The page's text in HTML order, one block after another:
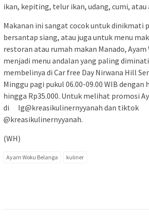
ikan, kepiting, telur ikan, udang, cumi, atau
Makanan ini sangat cocok untuk dinikmati
bersantap siang, atau juga untuk menu
restoran atau rumah makan Manado, Ayam
menjadi menu andalan yang paling
membelinya di Car free Day Nirwana Hill
Minggu pagi pukul 06.00-09.00 WIB dengan
hingga Rp35.000. Untuk melihat promosi
di Ig@kreasikulinernyyanah dan tiktok
@kreasikulinernyyanah.
(WH)
Ayam Woku Belanga kuliner